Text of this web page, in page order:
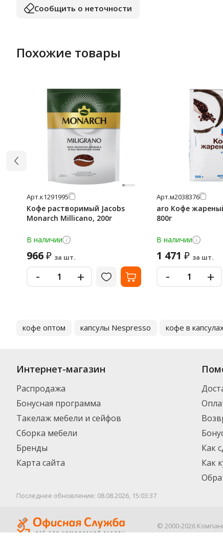
Сообщить о неточности
Похожие товары
Арт.к1291995
Кофе растворимый Jacobs
Monarch Millicano, 200г
В наличии
966₽ за шт.
- +
Арт.м2038376
aro Кофе
800г
В наличии
1 471 ₽ за шт.
- +
кофе оптом капсулы Nespresso кофе в
Интернет-магазин
Распродажа
Бонусная программа
Такелаж мебели и сейфов
Сборка мебели
Бренды
Карта сайта
Как
Как
Последнее обновление: 08.08.2026, 15:03:37
© 2000-2026